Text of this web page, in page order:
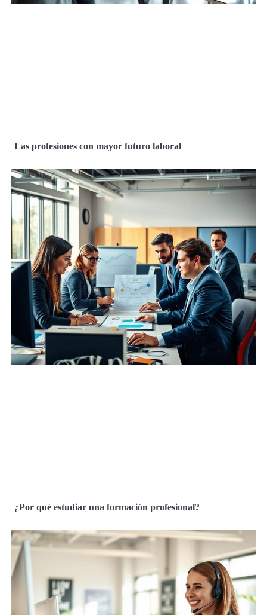
Las profesiones con mayor futuro laboral
¿Por qué estudiar una formación profesional?